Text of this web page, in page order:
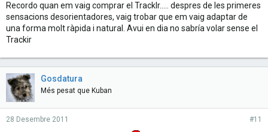
Recordo quan em vaig comprar el TrackIr..... despres de les primeres
sensacions desorientadores, vaig trobar que em vaig adaptar de
una forma molt ràpida i natural. Avui en dia no sabría volar sense el
Trackir
Gosdatura
Més pesat que Kuban
28 Desembre 2011 #11